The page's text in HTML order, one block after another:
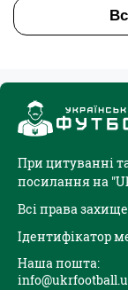
При цитуванні
посилання на
Всі права
Ідентифікатор
Наша пошта: